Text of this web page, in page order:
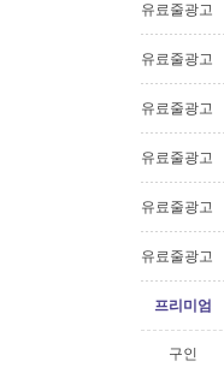
유료줄광고
유료줄광고
유료줄광고
유료줄광고
유료줄광고
유료줄광고
프리미엄
구인